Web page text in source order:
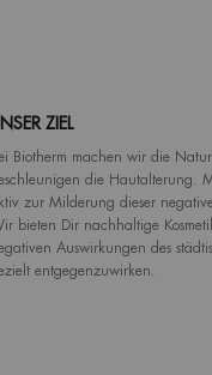
ZIEL
Biotherm machen wir die
die Hautalterung.
zur Milderung dieser
bieten Dir nachhaltige
Auswirkungen des
entgegenzuwirken.